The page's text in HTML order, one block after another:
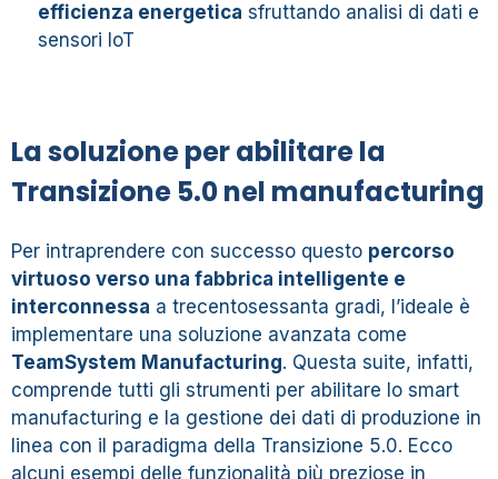
efficienza energetica sfruttando analisi di dati e
sensori IoT
La soluzione per abilitare la
Transizione 5.0 nel manufacturing
Per intraprendere con successo questo percorso
virtuoso verso una fabbrica intelligente e
interconnessa a trecentosessanta gradi, l’ideale è
implementare una soluzione avanzata come
TeamSystem Manufacturing. Questa suite, infatti,
comprende tutti gli strumenti per abilitare lo smart
manufacturing e la gestione dei dati di produzione in
linea con il paradigma della Transizione 5.0. Ecco
alcuni esempi delle funzionalità più preziose in